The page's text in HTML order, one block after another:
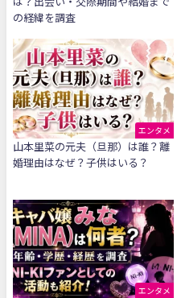
の経緯を調査
エンタメ
山本里菜の元夫（旦那）は誰？離
婚理由はなぜ？子供はいる？
エンタメ